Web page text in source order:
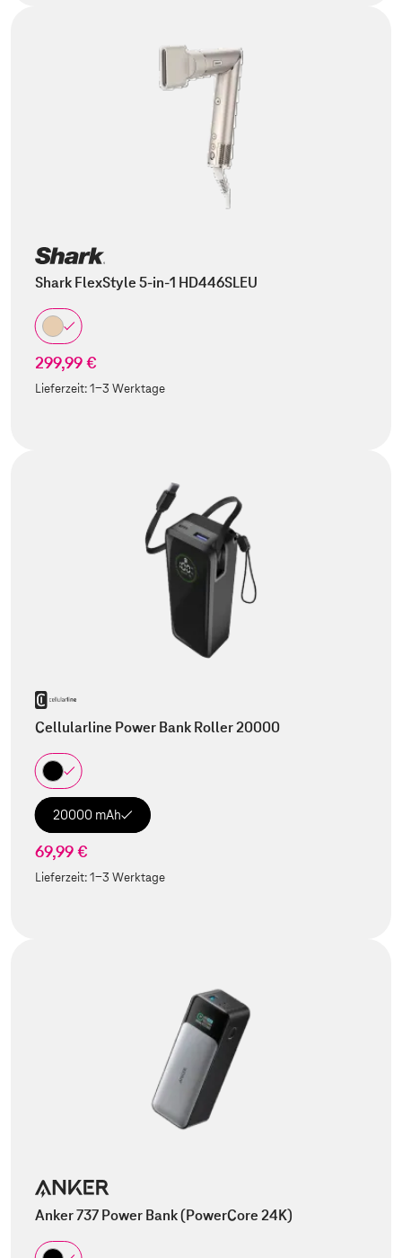
Shark FlexStyle 5-in-1 HD446SLEU
299,99 €
Lieferzeit:1-3 Werktage
Cellularline Power Bank Roller 20000
20000 mAh
69,99 €
Lieferzeit:1-3 Werktage
Anker 737 Power Bank (PowerCore 24K)